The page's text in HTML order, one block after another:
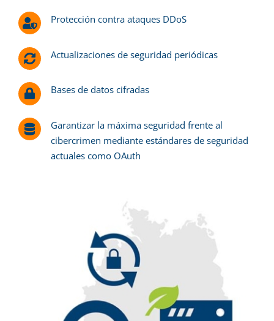
Protección contra ataques DDoS
Actualizaciones de seguridad periódicas
Bases de datos cifradas
Garantizar la máxima seguridad frente al
cibercrimen mediante estándares de seguridad
actuales como OAuth